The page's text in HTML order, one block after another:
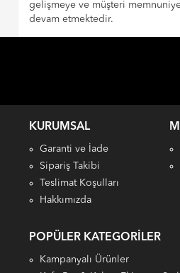
gelişmeye ve müşteri
devam etmektedir.
KURUMSAL
Garanti ve İade
Sipariş Takibi
Teslimat Koşulları
Hakkımızda
POPÜLER KATEGORILER
Kampanyalı Ürünler